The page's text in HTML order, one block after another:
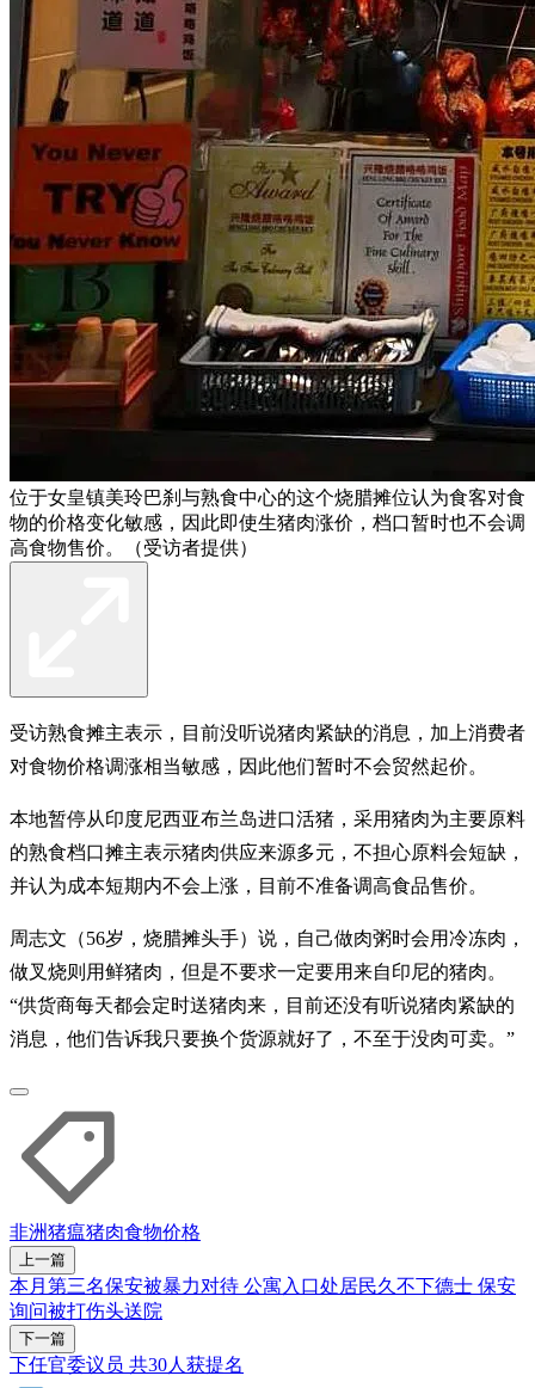
位于女皇镇美玲巴刹与熟食中心的这个烧腊摊位认为食客对食
物的价格变化敏感，因此即使生猪肉涨价，档口暂时也不会调
高食物售价。（受访者提供）
受访熟食摊主表示，目前没听说猪肉紧缺的消息，加上消费者
对食物价格调涨相当敏感，因此他们暂时不会贸然起价。
本地暂停从印度尼西亚布兰岛进口活猪，采用猪肉为主要原料
的熟食档口摊主表示猪肉供应来源多元，不担心原料会短缺，
并认为成本短期内不会上涨，目前不准备调高食品售价。
周志文（56岁，烧腊摊头手）说，自己做肉粥时会用冷冻肉，
做叉烧则用鲜猪肉，但是不要求一定要用来自印尼的猪肉。
“供货商每天都会定时送猪肉来，目前还没有听说猪肉紧缺的
消息，他们告诉我只要换个货源就好了，不至于没肉可卖。”
非洲猪瘟猪肉食物价格
上一篇
本月第三名保安被暴力对待 公寓入口处居民久不下德士 保安
询问被打伤头送院
下一篇
下任官委议员 共30人获提名